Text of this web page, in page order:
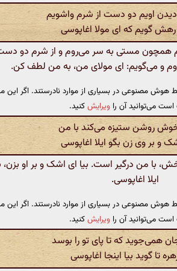
اویم دو دست از شرم واشویم
رهش گویم که ای مولا اغاپوسی
همچون مستی به سر می‌روم و از شرم دو
و می‌گویم: ای مولای من، به من لطف کن.
هوش مصنوعی در بسیاری از موارد نادرستند. اگر این
می‌توانید آن را ویرایشکنید.
خوش روشن ستیزه می‌کند با من
و بر وی زن بگو ایلا اغاپوسی
با من درگیر است. بیا ای اشک و بر او بزن،
ایلا اغاپوسی.
هوش مصنوعی در بسیاری از موارد نادرستند. اگر این
می‌توانید آن را ویرایشکنید.
همی‌جوید که تا پای تو را بوسد
تا گوید بیا اینجا اغاپوسی